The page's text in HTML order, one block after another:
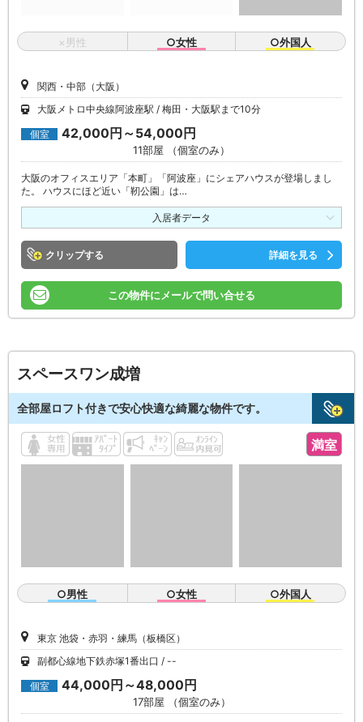
×男性 ○女性 ○外国人
関西・中部（大阪）
大阪メトロ中央線阿波座駅
梅田・大阪駅まで10分
個室 42,000円～54,000円
11部屋 （個室のみ）
大阪のオフィスエリア「本町」「阿波座」にシェアハウスが登場しまし
た。 ハウスにほど近い「靭公園」は…
入居者データ
クリップ 詳細を見る
この物件にメールで問い合せる
スペースワン成増
全部屋ロフト付きで安心快適な綺麗な物件です。
満室
○男性 ○女性 ○外国人
東京 池袋・赤羽・練馬（板橋区）
副都心線地下鉄赤塚1番出口
--
個室 44,000円～48,000円
17部屋 （個室のみ）